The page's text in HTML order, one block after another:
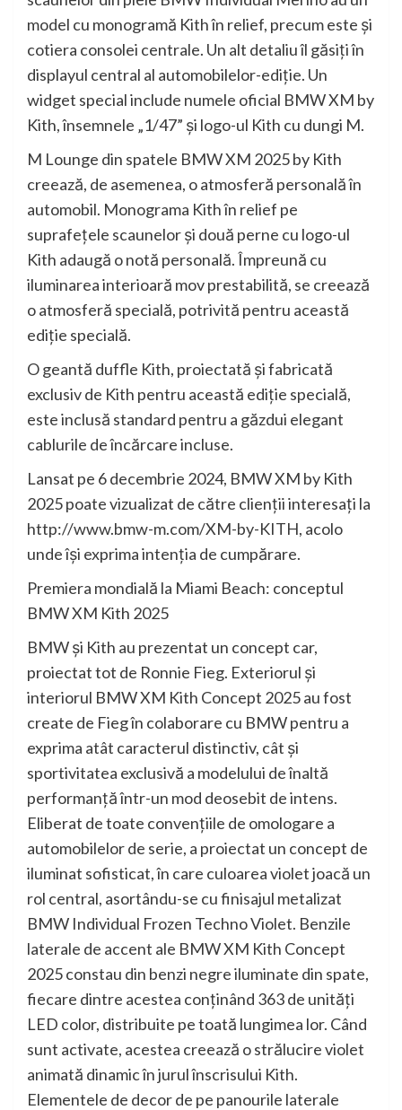
model cu monogramă Kith în relief, precum este şi
cotiera consolei centrale. Un alt detaliu îl găsiţi în
displayul central al automobilelor-ediţie. Un
widget special include numele oficial BMW XM by
Kith, însemnele „1/47” şi logo-ul Kith cu dungi M.
M Lounge din spatele BMW XM 2025 by Kith
creează, de asemenea, o atmosferă personală în
automobil. Monograma Kith în relief pe
suprafeţele scaunelor şi două perne cu logo-ul
Kith adaugă o notă personală. Împreună cu
iluminarea interioară mov prestabilită, se creează
o atmosferă specială, potrivită pentru această
ediţie specială.
O geantă duffle Kith, proiectată şi fabricată
exclusiv de Kith pentru această ediţie specială,
este inclusă standard pentru a găzdui elegant
cablurile de încărcare incluse.
Lansat pe 6 decembrie 2024, BMW XM by Kith
2025 poate vizualizat de către clienţii interesaţi la
http://www.bmw-m.com/XM-by-KITH, acolo
unde îşi exprima intenţia de cumpărare.
Premiera mondială la Miami Beach: conceptul
BMW XM Kith 2025
BMW şi Kith au prezentat un concept car,
proiectat tot de Ronnie Fieg. Exteriorul şi
interiorul BMW XM Kith Concept 2025 au fost
create de Fieg în colaborare cu BMW pentru a
exprima atât caracterul distinctiv, cât şi
sportivitatea exclusivă a modelului de înaltă
performanţă într-un mod deosebit de intens.
Eliberat de toate convenţiile de omologare a
automobilelor de serie, a proiectat un concept de
iluminat sofisticat, în care culoarea violet joacă un
rol central, asortându-se cu finisajul metalizat
BMW Individual Frozen Techno Violet. Benzile
laterale de accent ale BMW XM Kith Concept
2025 constau din benzi negre iluminate din spate,
fiecare dintre acestea conţinând 363 de unităţi
LED color, distribuite pe toată lungimea lor. Când
sunt activate, acestea creează o strălucire violet
animată dinamic în jurul înscrisului Kith.
Elementele de decor de pe panourile laterale